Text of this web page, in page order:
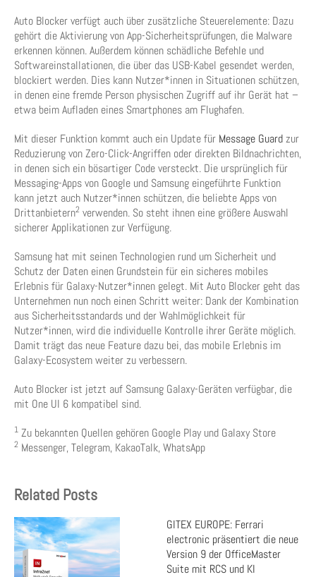
Auto Blocker verfügt auch über zusätzliche Steuerelemente: Dazu
gehört die Aktivierung von App-Sicherheitsprüfungen, die Malware
erkennen können. Außerdem können schädliche Befehle und
Softwareinstallationen, die über das USB-Kabel gesendet werden,
blockiert werden. Dies kann Nutzer*innen in Situationen schützen,
in denen eine fremde Person physischen Zugriff auf ihr Gerät hat –
etwa beim Aufladen eines Smartphones am Flughafen.
Mit dieser Funktion kommt auch ein Update für Message Guardzur
Reduzierung von Zero-Click-Angriffen oder direkten Bildnachrichten,
in denen sich ein bösartiger Code versteckt. Die ursprünglich für
Messaging-Apps von Google und Samsung eingeführte Funktion
kann jetzt auch Nutzer*innen schützen, die beliebte Apps von
Drittanbietern2 verwenden. So steht ihnen eine größere Auswahl
sicherer Applikationen zur Verfügung.
Samsung hat mit seinen Technologien rund um Sicherheit und
Schutz der Daten einen Grundstein für ein sicheres mobiles
Erlebnis für Galaxy-Nutzer*innen gelegt. Mit Auto Blocker geht das
Unternehmen nun noch einen Schritt weiter: Dank der Kombination
aus Sicherheitsstandards und der Wahlmöglichkeit für
Nutzer*innen, wird die individuelle Kontrolle ihrer Geräte möglich.
Damit trägt das neue Feature dazu bei, das mobile Erlebnis im
Galaxy-Ecosystem weiter zu verbessern.
Auto Blocker ist jetzt auf Samsung Galaxy-Geräten verfügbar, die
mit One UI 6 kompatibel sind.
1 Zu bekannten Quellen gehören Google Play und Galaxy Store
2 Messenger, Telegram, KakaoTalk, WhatsApp
Related Posts
GITEX EUROPE: Ferrari
electronic präsentiert die neue
Version 9 der OfficeMaster
Suite mit RCS und KI